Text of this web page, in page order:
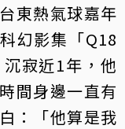
東熱氣球嘉年
幻影集「Q18
寂近1年，他
間身邊一直有
：「他算是我